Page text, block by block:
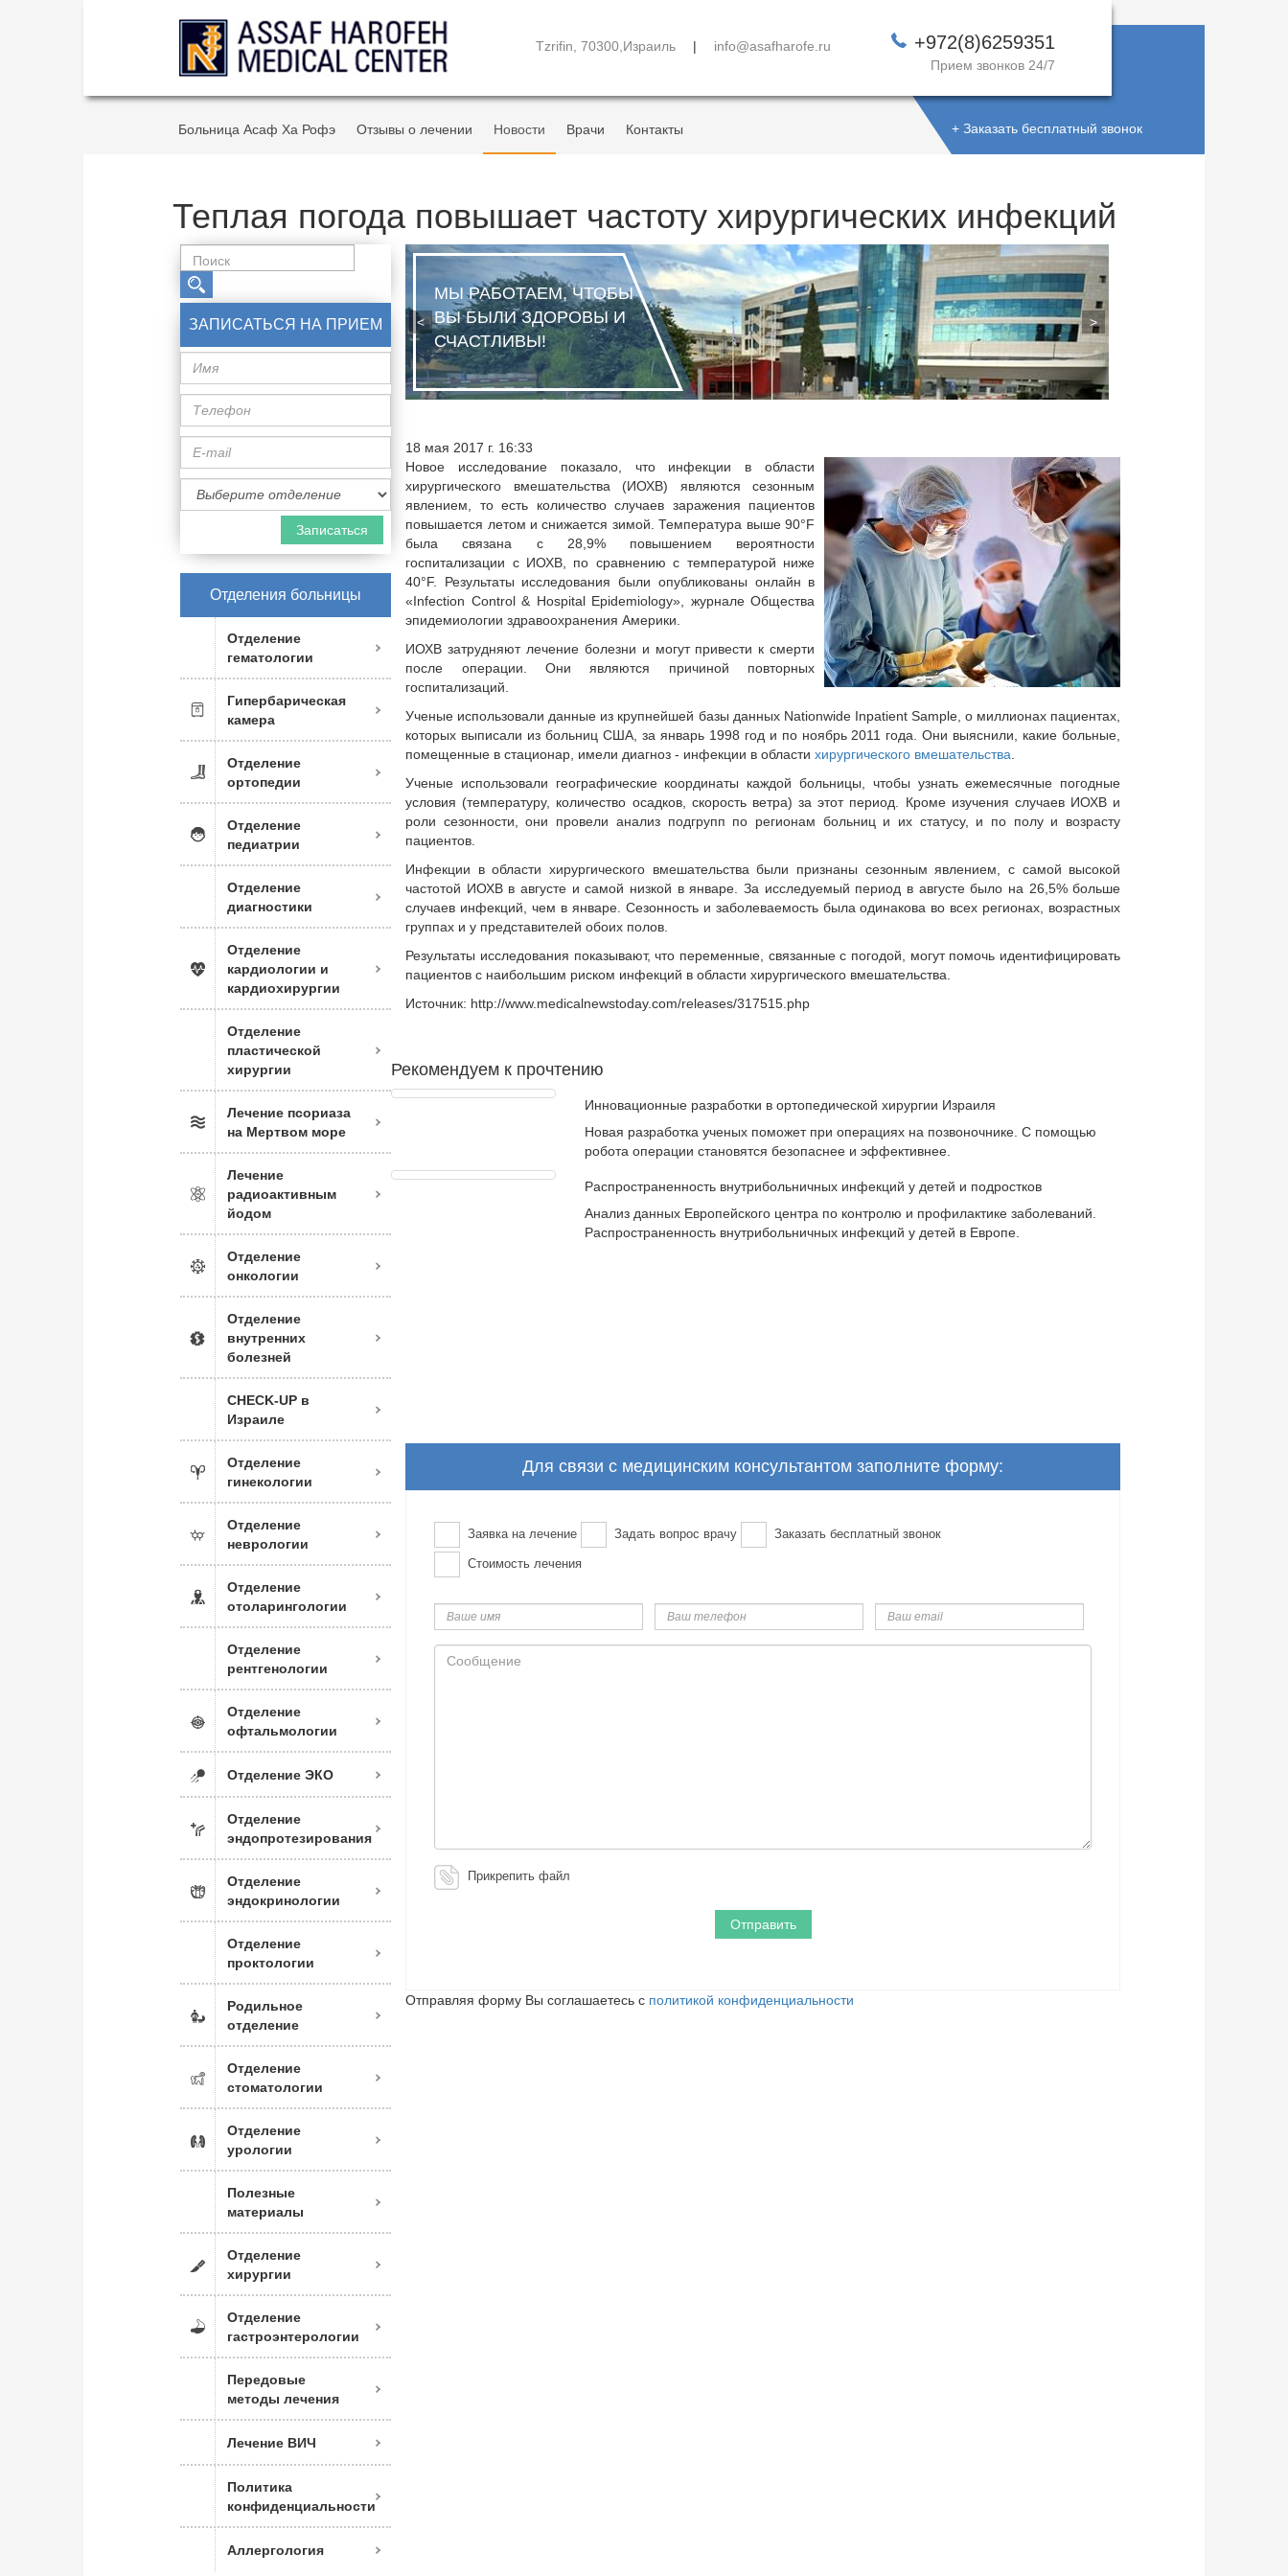
Tzrifin, 70300,Израиль | info@asafharofe.ru +972(8)6259351
Прием звонков 24/7
Больница Асаф Ха Рофэ Отзывы о лечении Новости Врачи Контакты + Заказать бесплатный звонок
Теплая погода повышает частоту хирургических инфекций
ЗАПИСАТЬСЯ НА ПРИЕМ
Имя
Телефон
E-
mail
Специализация
врача
Отделения больницы
Отделение
гематологии
Гипербарическая
камера
Отделение
ортопедии
Отделение
педиатрии
Отделение
диагностики
Отделение
кардиологии и
кардиохирургии
Отделение
пластической
хирургии
Лечение псориаза
на Мертвом море
Лечение
радиоактивным
йодом
Отделение
онкологии
Отделение
внутренних
болезней
CHECK-UP в
Израиле
Отделение
гинекологии
Отделение
неврологии
Отделение
отоларингологии
Отделение
рентгенологии
Отделение
офтальмологии
Отделение ЭКО
Отделение
эндопротезирования
Отделение
эндокринологии
Отделение
проктологии
Родильное
отделение
Отделение
стоматологии
Отделение
урологии
Полезные
материалы
Отделение
хирургии
Отделение
гастроэнтерологии
Передовые
методы лечения
Лечение ВИЧ
Политика
конфиденциальности
Аллергология
МЫ РАБОТАЕМ, ЧТОБЫ
ВЫ БЫЛИ ЗДОРОВЫ И
СЧАСТЛИВЫ!
< >
18 мая 2017 г. 16:33
Новое исследование показало, что инфекции в области
хирургического вмешательства (ИОХВ) являются сезонным
явлением, то есть количество случаев заражения пациентов
повышается летом и снижается зимой. Температура выше 90°F
была связана с 28,9% повышением вероятности
госпитализации с ИОХВ, по сравнению с температурой ниже
40°F. Результаты исследования были опубликованы онлайн в
«Infection Control & Hospital Epidemiology», журнале Общества
эпидемиологии здравоохранения Америки.
ИОХВ затрудняют лечение болезни и могут привести к смерти
после операции. Они являются причиной повторных
госпитализаций.
Ученые использовали данные из крупнейшей базы данных Nationwide Inpatient Sample, о миллионах пациентах,
которых выписали из больниц США, за январь 1998 год и по ноябрь 2011 года. Они выяснили, какие больные,
помещенные в стационар, имели диагноз - инфекции в областихирургического вмешательства
Ученые использовали географические координаты каждой больницы, чтобы узнать ежемесячные погодные
условия (температуру, количество осадков, скорость ветра) за этот период. Кроме изучения случаев ИОХВ и
роли сезонности, они провели анализ подгрупп по регионам больниц и их статусу, и по полу и возрасту
пациентов.
Инфекции в области хирургического вмешательства были признаны сезонным явлением, с самой высокой
частотой ИОХВ в августе и самой низкой в январе. За исследуемый период в августе было на 26,5% больше
случаев инфекций, чем в январе. Сезонность и заболеваемость была одинакова во всех регионах, возрастных
группах и у представителей обоих полов.
Результаты исследования показывают, что переменные, связанные с погодой, могут помочь идентифицировать
пациентов с наибольшим риском инфекций в области хирургического вмешательства.
Источник: http://www.medicalnewstoday.com/releases/317515.php
Рекомендуем к прочтению
Инновационные разработки в ортопедической хирургии Израиля
Новая разработка ученых поможет при операциях на позвоночнике. С помощью
робота операции становятся безопаснее и эффективнее.
Распространенность внутрибольничных инфекций у детей и подростков
Анализ данных Европейского центра по контролю и профилактике заболеваний.
Распространенность внутрибольничных инфекций у детей в Европе.
Для связи с медицинским консультантом заполните форму:
Заявка на лечение Задать вопрос врачу Заказать бесплатный звонок
Стоимость лечения
имя
телефон
email
Сообщение
Прикрепить файл
Отправляя форму Вы соглашаетесь с политикой конфиденциальности